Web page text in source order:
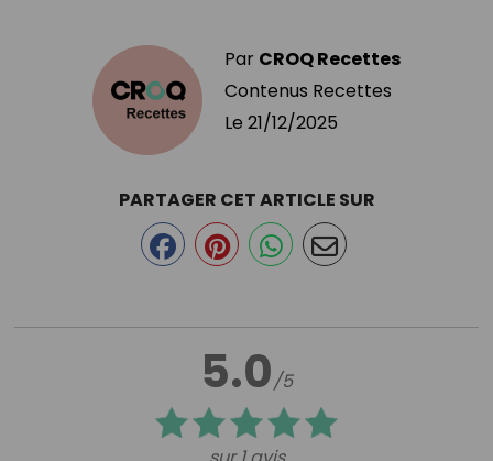
Par CROQ Recettes
Contenus Recettes
Le 21/12/2025
5.0/5
PARTAGER CET ARTICLE SUR